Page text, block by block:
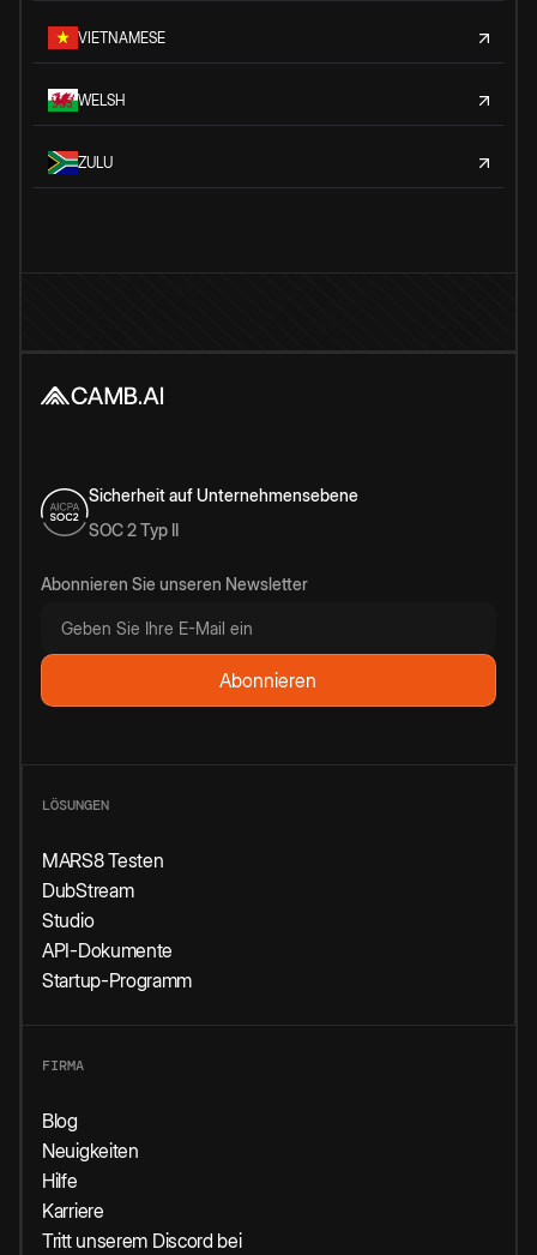
VIETNAMESE
WELSH
ZULU
Sicherheit auf Unternehmensebene
SOC 2 Typ II
Abonnieren Sie unseren Newsletter
LÖSUNGEN
MARS8 Testen
DubStream
Studio
API-Dokumente
Startup-Programm
FIRMA
Blog
Neuigkeiten
Hilfe
Karriere
Tritt unserem Discord bei